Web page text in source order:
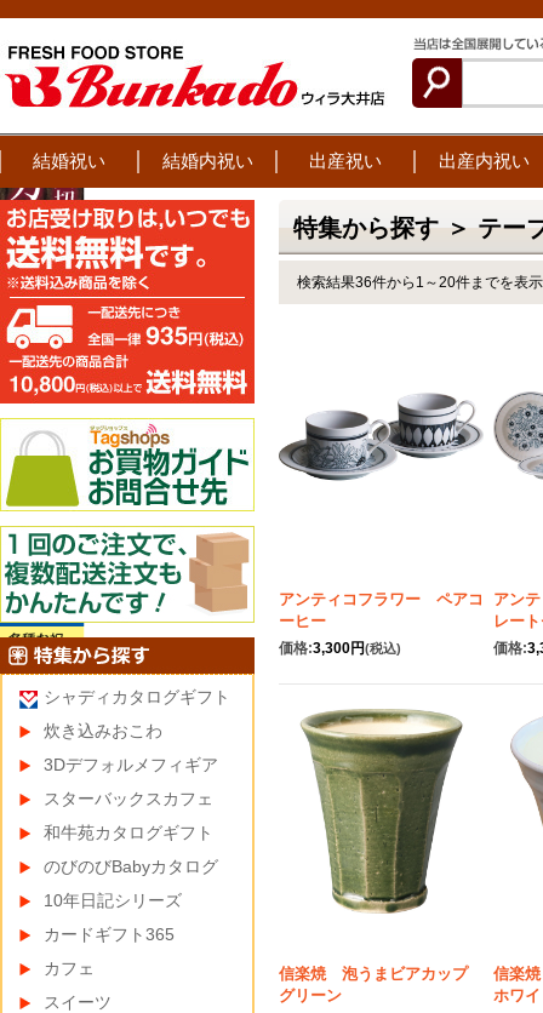
結婚祝い 結婚内祝い 出産祝い 出産内祝い
特集から探す ＞ テー
検索結果36件から1～20件までを表示
アンティコフラワー ペアコ
ーヒー
価格:3,300円(税込)
アン
レー
価格:
信楽焼 泡うまビアカップ
グリーン
信楽
ホワ
シャディカタログギフト
炊き込みおこわ
3Dデフォルメフィギア
スターバックスカフェ
和牛苑カタログギフト
のびのびBabyカタログ
10年日記シリーズ
カードギフト365
カフェ
スイーツ